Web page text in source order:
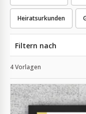
Heiratsurkunden
Filtern nach
4 Vorlagen